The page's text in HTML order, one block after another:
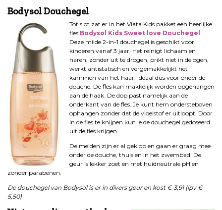
Bodysol Douchegel
Tot slot zat er in het Viata Kids pakket een heerlijke
fles Bodysol Kids Sweet love Douchegel .
Deze milde 2-in-1 douchegel is geschikt voor
kinderen vanaf 3 jaar. Het reinigt lichaam en
haren, zonder uit te drogen, prikt niet in de ogen,
werkt antistatisch en vergemakkelijkt het
kammen van het haar. Ideaal dus voor onder de
douche. De fles kan makkelijk worden opgehangen
aan de haak. De dop past namelijk aan de
onderkant van de fles. Je kunt hem ondersteboven
ophangen zonder dat de vloeistof er uitloopt. Door
in de fles te knijpen kun je de douchegel gedoseerd
uit de fles krijgen.
De meiden zijn er al gek op en gaan er graag mee
onder de douche, thuis en in het zwembad. De
geur is lekker zoet en met huidneutrale pH en
zonder parabenen.
De douchegel van Bodysol is er in divers geur en kost € 3,91 (ipv €
5,50)